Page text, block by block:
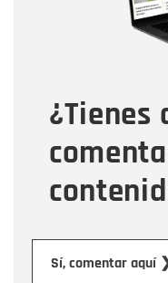
¿Tienes
Sí, comentar aquí
Tipo de
Mensaje